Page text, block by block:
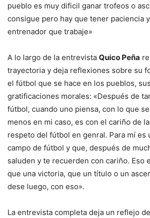
pueblo es muy dificil ganar trofeos o
consigue pero hay que tener paciencia
entrenador que trabaje»
A lo largo de la entrevista Quico Peña
trayectoria y deja reflexiones sobre su
el fútbol que se hace en los pueblos,
gratificaciones morales: «Después de
fútbol, cuando uno piensa, con lo que
menos en mi caso, es con el cariño de
respeto del fútbol en genral. Para mí es
campo de fútbol y que, después de
saluden y te recuerden con cariño. Eso
que una victoria, que un título o un
dese luego, con eso».
La entrevista completa deja un reflejo